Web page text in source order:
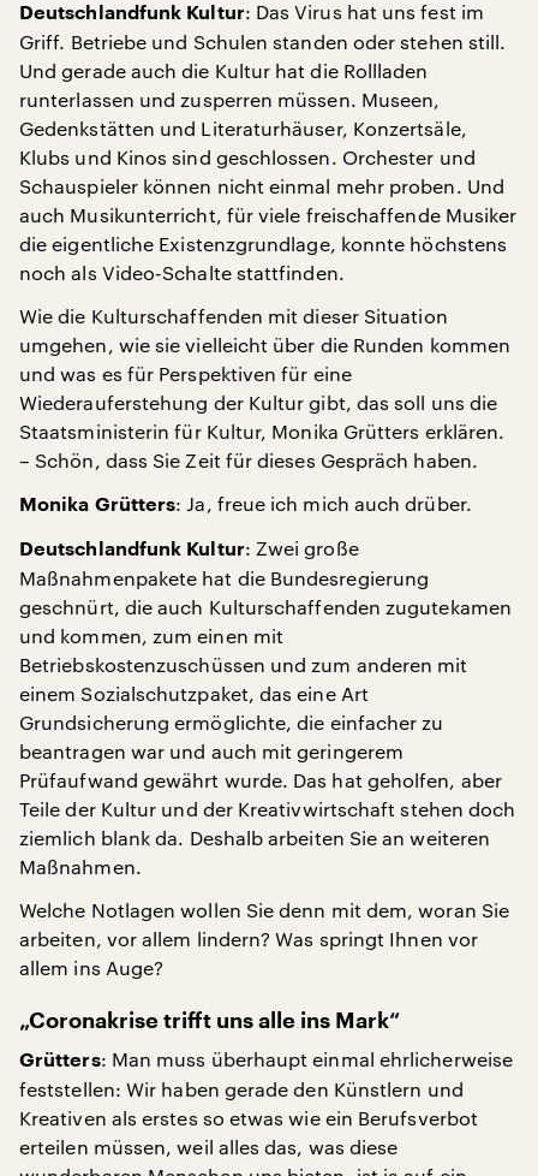
Deutschlandfunk Kultur: Das Virus hat uns fest im
Griff. Betriebe und Schulen standen oder stehen still.
Und gerade auch die Kultur hat die Rollladen
runterlassen und zusperren müssen. Museen,
Gedenkstätten und Literaturhäuser, Konzertsäle,
Klubs und Kinos sind geschlossen. Orchester und
Schauspieler können nicht einmal mehr proben. Und
auch Musikunterricht, für viele freischaffende Musiker
die eigentliche Existenzgrundlage, konnte höchstens
noch als Video-Schalte stattfinden.
Wie die Kulturschaffenden mit dieser Situation
umgehen, wie sie vielleicht über die Runden kommen
und was es für Perspektiven für eine
Wiederauferstehung der Kultur gibt, das soll uns die
Staatsministerin für Kultur, Monika Grütters erklären.
– Schön, dass Sie Zeit für dieses Gespräch haben.
Monika Grütters: Ja, freue ich mich auch drüber.
Deutschlandfunk Kultur: Zwei große
Maßnahmenpakete hat die Bundesregierung
geschnürt, die auch Kulturschaffenden zugutekamen
und kommen, zum einen mit
Betriebskostenzuschüssen und zum anderen mit
einem Sozialschutzpaket, das eine Art
Grundsicherung ermöglichte, die einfacher zu
beantragen war und auch mit geringerem
Prüfaufwand gewährt wurde. Das hat geholfen, aber
Teile der Kultur und der Kreativwirtschaft stehen doch
ziemlich blank da. Deshalb arbeiten Sie an weiteren
Maßnahmen.
Welche Notlagen wollen Sie denn mit dem, woran Sie
arbeiten, vor allem lindern? Was springt Ihnen vor
allem ins Auge?
„Coronakrise trifft uns alle ins Mark“
Grütters: Man muss überhaupt einmal ehrlicherweise
feststellen: Wir haben gerade den Künstlern und
Kreativen als erstes so etwas wie ein Berufsverbot
erteilen müssen, weil alles das, was diese